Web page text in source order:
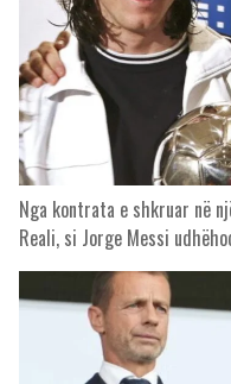
Nga kontrata e shkruar në
Reali, si Jorge Messi